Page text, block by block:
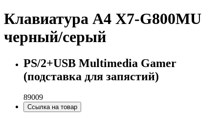
Клавиатура A4 X7-G800MU
черный/серый
PS/2+USB Multimedia Gamer
(подставка для запястий)
89009
Ссылка на товар